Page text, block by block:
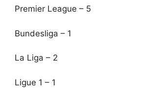
Premier League – 5
Bundesliga – 1
La Liga – 2
Ligue 1 – 1